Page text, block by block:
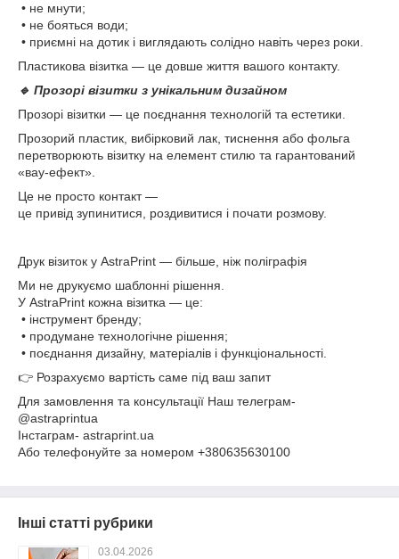
• не мнути;
• не бояться води;
• приємні на дотик і виглядають солідно навіть через роки.
Пластикова візитка — це довше життя вашого контакту.
🔹 Прозорі візитки з унікальним дизайном
Прозорі візитки — це поєднання технологій та естетики.
Прозорий пластик, вибірковий лак, тиснення або фольга
перетворюють візитку на елемент стилю та гарантований
«вау-ефект».
Це не просто контакт —
це привід зупинитися, роздивитися і почати розмову.
Друк візиток у AstraPrint — більше, ніж поліграфія
Ми не друкуємо шаблонні рішення.
У AstraPrint кожна візитка — це:
• інструмент бренду;
• продумане технологічне рішення;
• поєднання дизайну, матеріалів і функціональності.
👉 Розрахуємо вартість саме під ваш запит
Для замовлення та консультації Наш телеграм-
@astraprintua
Інстаграм- astraprint.ua
Або телефонуйте за номером +380635630100
Інші статті рубрики
03.04.2026